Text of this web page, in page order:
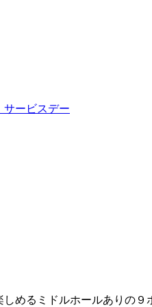
ービスデー
めるミドルホールありの９